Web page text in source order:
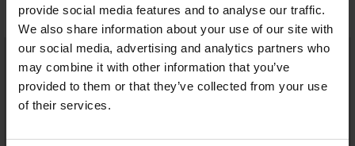
provide social media features and to analyse our traffic.
We also share information about your use of our site with
our social media, advertising and analytics partners who
may combine it with other information that you’ve
provided to them or that they’ve collected from your use
of their services.
Mohlo by se vám líbit
LIMITED